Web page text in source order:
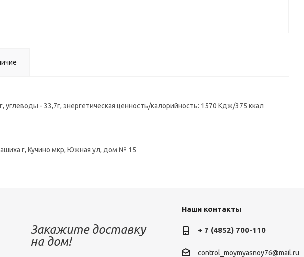
- 33,7г, энергетическая ценность/калорийность: 1570 Кдж/375 ккал
г, Кучино мкр, Южная ул, дом № 15
Закажите доставку
на дом!
Наши контакты
+ 7 (4852) 700-110
control_moymyasnoy76@mail.ru